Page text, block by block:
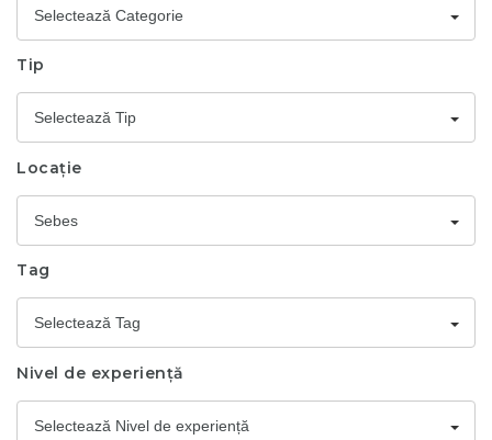
Selectează Categorie
Tip
Selectează Tip
Locație
Sebes
Tag
Selectează Tag
Nivel de experiență
Selectează Nivel de experiență